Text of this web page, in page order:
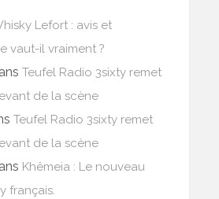
Lefort : avis et
vaut-il vraiment ?
Teufel Radio 3sixty remet
de la scène
Teufel Radio 3sixty remet
de la scène
Khêmeia : Le nouveau
français.